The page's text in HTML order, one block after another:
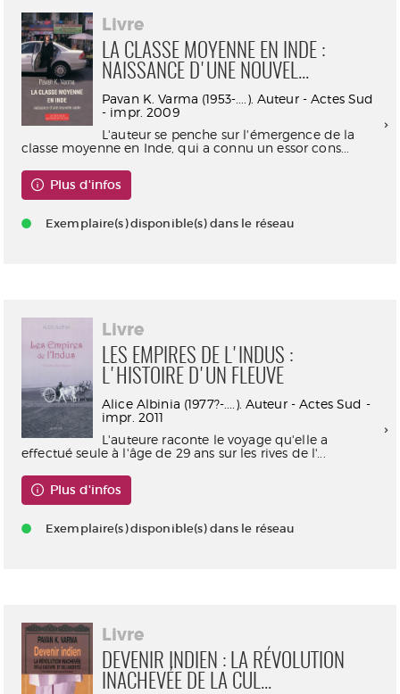
Livre
LA CLASSE MOYENNE EN INDE :
NAISSANCE D'UNE NOUVEL...
Pavan K. Varma (1953-....). Auteur - Actes Sud
- impr. 2009
L'auteur se penche sur l'émergence de la
classe moyenne en Inde, qui a connu un essor cons...
Plus d'infos
Exemplaire(s) disponible(s) dans le réseau
Livre
LES EMPIRES DE L'INDUS :
L'HISTOIRE D'UN FLEUVE
Alice Albinia (1977?-....). Auteur - Actes Sud -
impr. 2011
L'auteure raconte le voyage qu'elle a
effectué seule à l'âge de 29 ans sur les rives de l'...
Plus d'infos
Exemplaire(s) disponible(s) dans le réseau
Livre
DEVENIR INDIEN : LA RÉVOLUTION
INACHEVÉE DE LA CUL...